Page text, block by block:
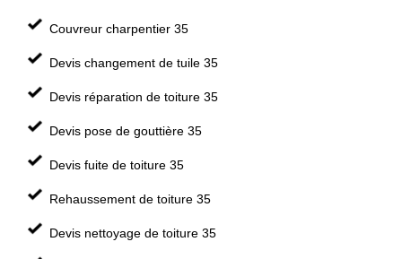
Couvreur charpentier 35
Devis changement de tuile 35
Devis réparation de toiture 35
Devis pose de gouttière 35
Devis fuite de toiture 35
Rehaussement de toiture 35
Devis nettoyage de toiture 35